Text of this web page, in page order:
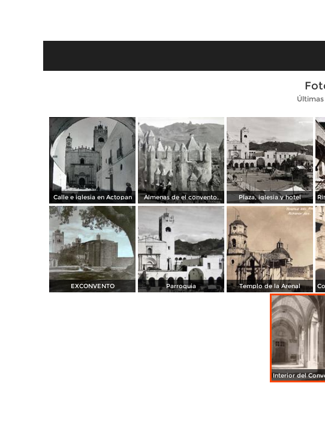
Calle e iglesia en Actopan Almenas de el convento. Plaza, iglesia y hotel
EXCONVENTO Parroquia Templo de la Arenal